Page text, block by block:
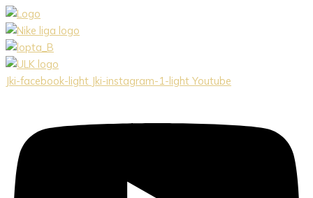
Preskočiť
na
obsah
Jki-facebook-light Jki-instagram-1-light Youtube